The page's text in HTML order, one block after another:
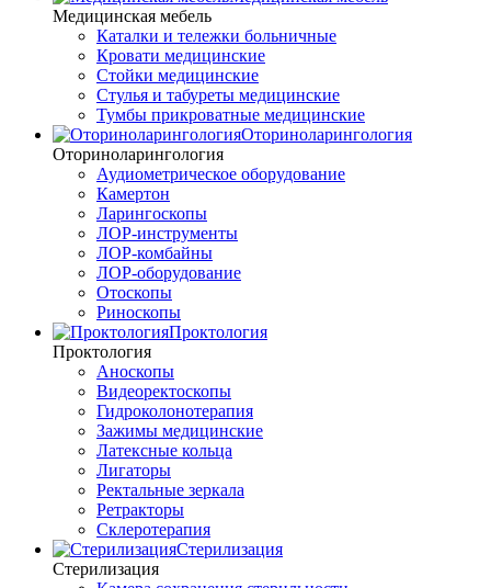
Медицинская мебель
Каталки и тележки больничные
Кровати медицинские
Стойки медицинские
Стулья и табуреты медицинские
Тумбы прикроватные медицинские
Оториноларингология
Оториноларингология
Аудиометрическое оборудование
Камертон
Ларингоскопы
ЛОР-инструменты
ЛОР-комбайны
ЛОР-оборудование
Отоскопы
Риноскопы
Проктология
Проктология
Аноскопы
Видеоректоскопы
Гидроколонотерапия
Зажимы медицинские
Латексные кольца
Лигаторы
Ректальные зеркала
Ретракторы
Склеротерапия
Стерилизация
Стерилизация